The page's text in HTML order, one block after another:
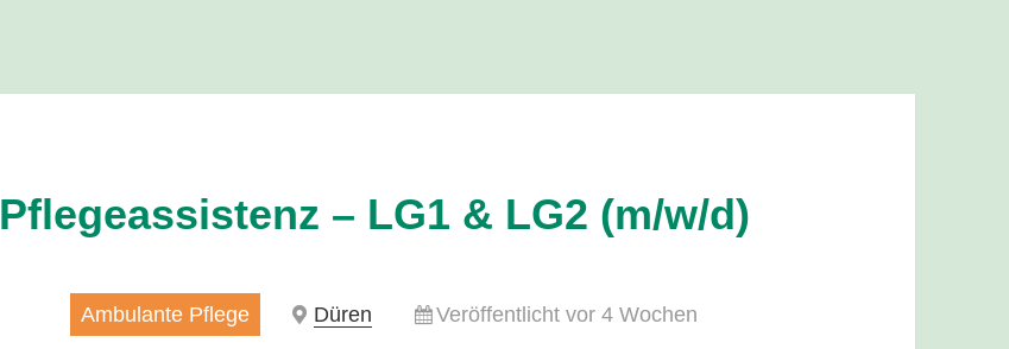
Pflegeassistenz – LG1 & LG2 (m/w/d)
Ambulante Pflege Düren Veröffentlicht vor 4 Wochen